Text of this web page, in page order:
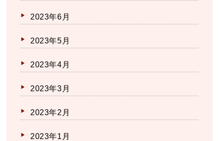
2023年6月
2023年5月
2023年4月
2023年3月
2023年2月
2023年1月